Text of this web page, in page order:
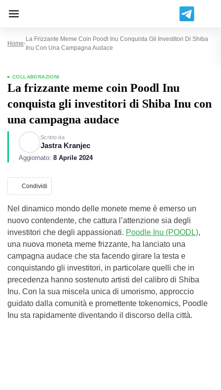
Home
La Frizzante Meme Coin Poodl Inu Conquista Gli Investitori Di Shiba
Inu Con Una Campagna Audace
COLLABORAZIONI
La frizzante meme coin Poodl Inu
conquista gli investitori di Shiba Inu con
una campagna audace
Scritto da
Jastra Kranjec
Aggiornato: 8 Aprile 2024
Condividi
Nel dinamico mondo delle monete meme è emerso un
nuovo contendente, che cattura l’attenzione sia degli
investitori che degli appassionati. Poodle Inu (POODL),
una nuova moneta meme frizzante, ha lanciato una
campagna audace che sta facendo girare la testa e
conquistando gli investitori, in particolare quelli che in
precedenza hanno sostenuto artisti del calibro di Shiba
Inu. Con la sua miscela unica di umorismo, approccio
guidato dalla comunità e promettente tokenomics, Poodle
Inu sta rapidamente diventando il discorso della città.